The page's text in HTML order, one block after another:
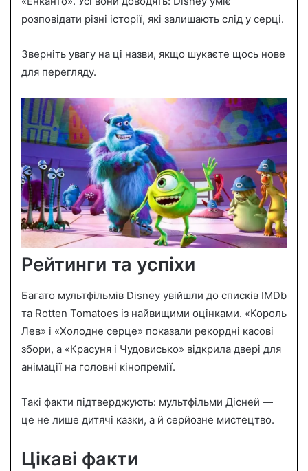
розповідати різні історії, які залишають слід у серці.
Зверніть увагу на ці назви, якщо шукаєте щось нове
для перегляду.
Рейтинги та успіхи
Багато мультфільмів Disney увійшли до списків IMDb
та Rotten Tomatoes із найвищими оцінками. «Король
Лев» і «Холодне серце» показали рекордні касові
збори, а «Красуня і Чудовисько» відкрила двері для
анімації на головні кінопремії.
Такі факти підтверджують: мультфільми Дісней —
це не лише дитячі казки, а й серйозне мистецтво.
Цікаві факти